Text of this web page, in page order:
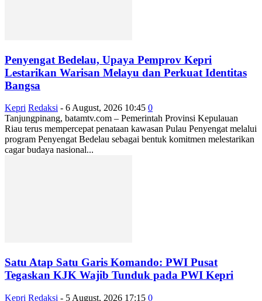
Penyengat Bedelau, Upaya Pemprov Kepri
Lestarikan Warisan Melayu dan Perkuat Identitas
Bangsa
Kepri Redaksi - 6 August, 2026 10:45 0
Tanjungpinang, batamtv.com – Pemerintah Provinsi Kepulauan
Riau terus mempercepat penataan kawasan Pulau Penyengat melalui
program Penyengat Bedelau sebagai bentuk komitmen melestarikan
cagar budaya nasional...
Satu Atap Satu Garis Komando: PWI Pusat
Tegaskan KJK Wajib Tunduk pada PWI Kepri
Kepri Redaksi - 5 August, 2026 17:15 0